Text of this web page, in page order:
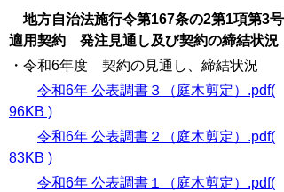
地方自治法施行令第167条の2第1項第3号
適用契約 発注見通し及び契約の締結状況
・令和6年度 契約の見通し、締結状況
令和6年 公表調書３（庭木剪定）.pdf(
96KB )
令和6年 公表調書２（庭木剪定）.pdf(
83KB )
令和6年 公表調書１（庭木剪定）.pdf(